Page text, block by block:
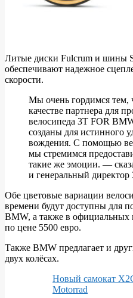
Литые диски Fulcrum и шины
обеспечивают надежное
скорости.
Мы очень гордимся тем,
качестве партнера для
велосипеда 3T FOR
созданы для истинного
вождения. С помощью
мы стремимся
такие же эмоции. —
и генеральный директор
Обе цветовые вариации
времени будут доступны для
BMW, а также в официальных
по цене 5500 евро.
Также BMW предлагает и
двух колёсах.
Новый самокат
Motorrad